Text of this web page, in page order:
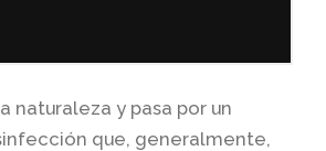
naturaleza y pasa por un
que, generalmente,